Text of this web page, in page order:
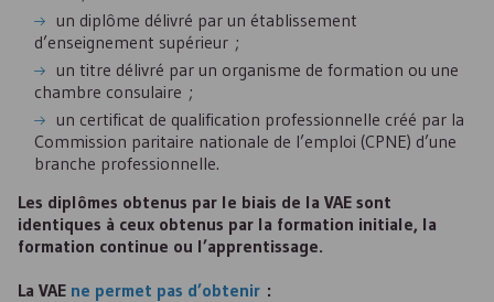
un diplôme délivré par un établissement
d’enseignement supérieur ;
un titre délivré par un organisme de formation ou une
chambre consulaire ;
un certificat de qualification professionnelle créé par la
Commission paritaire nationale de l’emploi (CPNE) d’une
branche professionnelle.
Les diplômes obtenus par le biais de la VAE sont
identiques à ceux obtenus par la formation initiale, la
formation continue ou l’apprentissage.
La VAE ne permet pas d’obtenir :